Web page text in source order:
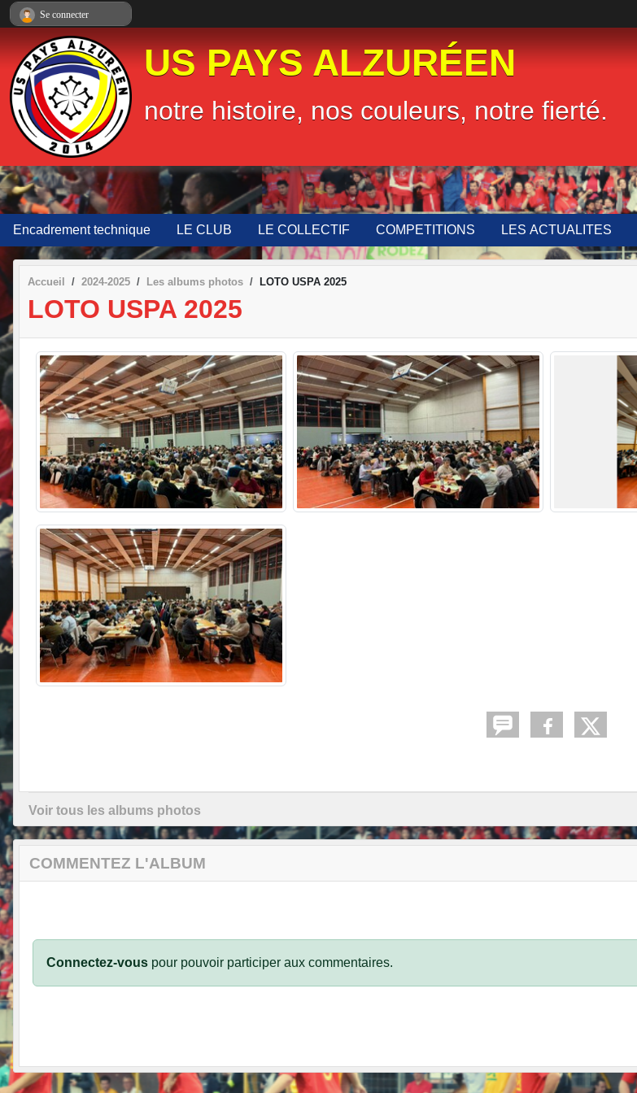
US PAYS ALZURÉEN
notre histoire, nos couleurs, notre fierté.
Encadrement technique LE CLUB LE COLLECTIF COMPETITIONS LES ACTUALITES
Accueil 2024-2025 Les albums photos LOTO USPA 2025
LOTO USPA 2025
Voir tous les albums photos
COMMENTEZ L'ALBUM
Connectez-vous pour pouvoir participer aux commentaires.
Se connecter
Panneau de gestion des cookies